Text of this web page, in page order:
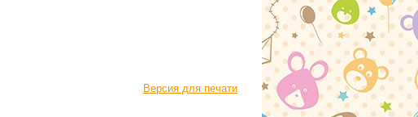
Версия для печати